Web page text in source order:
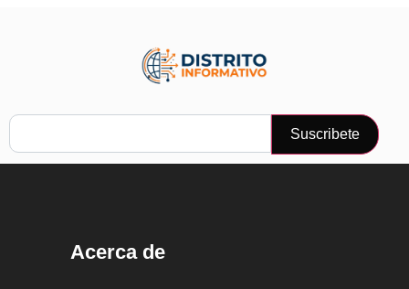
Suscribete
Acerca de